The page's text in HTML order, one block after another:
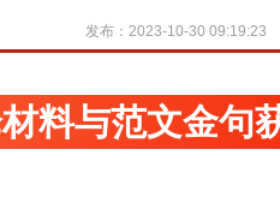
发布：2023-10-30 09:19:23
料与范文金句